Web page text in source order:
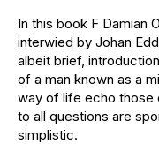
In this book F Damian
interwied by Johan
albeit brief,
of a man known as a
way of life echo those
to all questions are
simplistic.